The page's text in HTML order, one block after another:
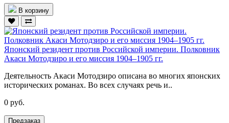
В корзину
Японский резидент против Российской империи. Полковник
Акаси Мотодзиро и его миссия 1904–1905 гг.
Деятельность Акаси Мотодзиро описана во многих японских
исторических романах. Во всех случаях речь и..
0 руб.
Предзаказ